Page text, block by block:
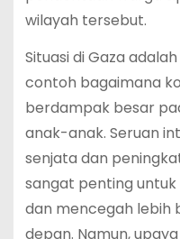
wilayah tersebut.
Situasi di Gaza
contoh bagaimana
berdampak besar
anak-anak. Seruan
senjata dan
sangat penting
dan mencegah lebih
depan. Namun,